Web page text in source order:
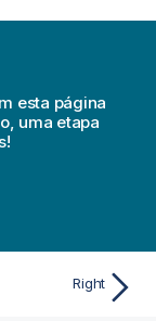
esta página
uma etapa
Right